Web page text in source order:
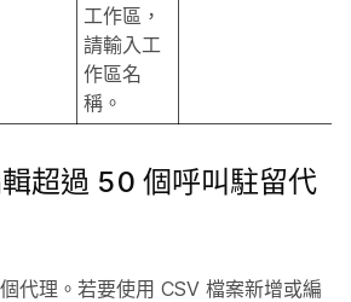
工作區，
請輸入工
作區名
稱。
超過 50 個呼叫駐留代
代理。若要使用 CSV 檔案新增或編